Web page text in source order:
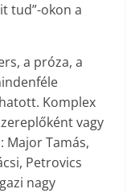
tud”-okon a
a próza, a
Komplex
vagy
Major Tamás,
Petrovics
nagy